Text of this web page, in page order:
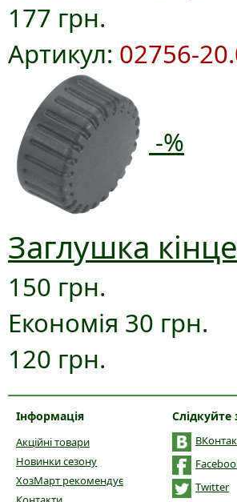
177 грн.
Артикул: 02756-
-%
Заглушка
150 грн.
Економія 30 грн.
120 грн.
Інформація
Акційні товари
Новинки сезону
ХозМарт рекомендує
Слідкуйте
Twitter